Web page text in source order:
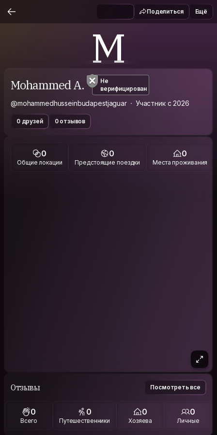
Поделиться Ещё
M
Mohammed A.
Не
верифицирован
@mohammedhusseinbudapestjaguar Участник с 2026
0 друзей 0 отзывов
0
Общие локации
0
Предстоящие поездки
0
Места проживания
Отзывы Посмотреть все
0
Всего
0
Путешественники
0
Хозяева
0
Личные